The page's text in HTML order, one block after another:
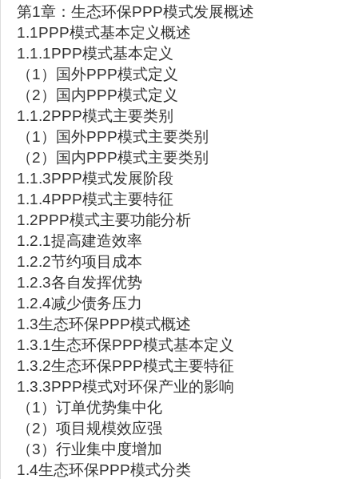
第1章：生态环保PPP模式发展概述
1.1PPP模式基本定义概述
1.1.1PPP模式基本定义
（1）国外PPP模式定义
（2）国内PPP模式定义
1.1.2PPP模式主要类别
（1）国外PPP模式主要类别
（2）国内PPP模式主要类别
1.1.3PPP模式发展阶段
1.1.4PPP模式主要特征
1.2PPP模式主要功能分析
1.2.1提高建造效率
1.2.2节约项目成本
1.2.3各自发挥优势
1.2.4减少债务压力
1.3生态环保PPP模式概述
1.3.1生态环保PPP模式基本定义
1.3.2生态环保PPP模式主要特征
1.3.3PPP模式对环保产业的影响
（1）订单优势集中化
（2）项目规模效应强
（3）行业集中度增加
1.4生态环保PPP模式分类